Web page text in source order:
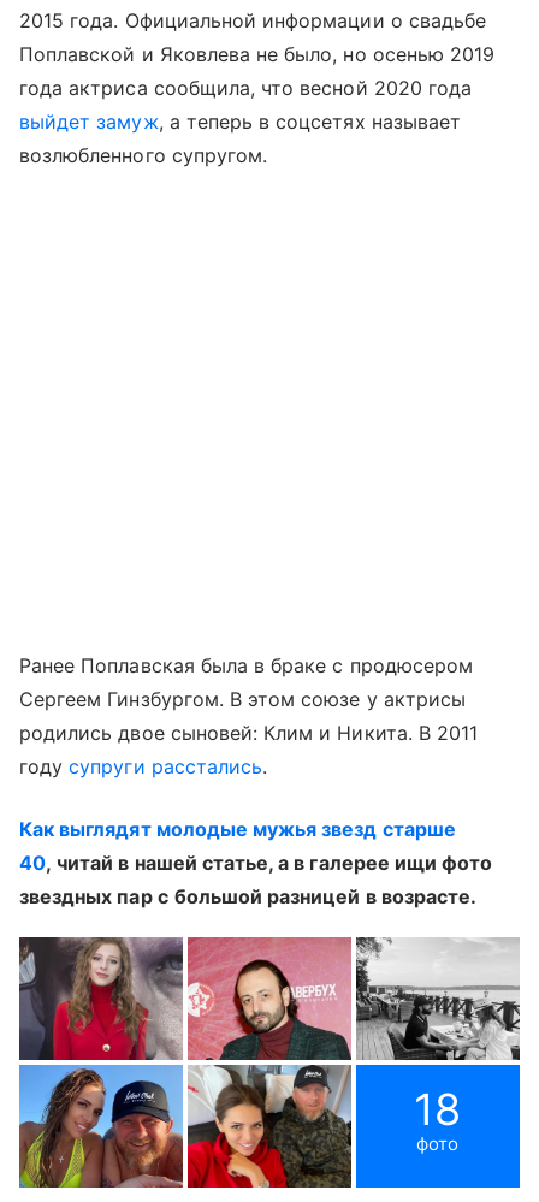
2015 года. Официальной информации о свадьбе
Поплавской и Яковлева не было, но осенью 2019
года актриса сообщила, что весной 2020 года
выйдет замуж, а теперь в соцсетях называет
возлюбленного супругом.
Ранее Поплавская была в браке с продюсером
Сергеем Гинзбургом. В этом союзе у актрисы
родились двое сыновей: Клим и Никита. В 2011
годусупруги расстались.
Как выглядят молодые мужья звезд старше
40, читай в нашей статье, а в галерее ищи фото
звездных пар с большой разницей в возрасте.
18
фото